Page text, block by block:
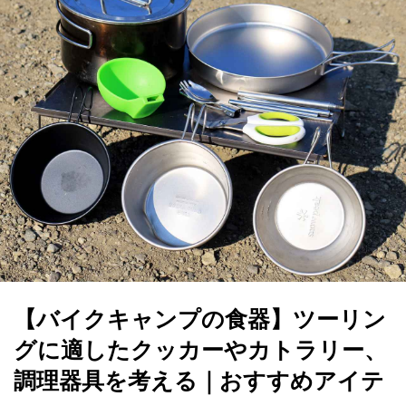
【バイクキャンプの食器】ツーリン
グに適したクッカーやカトラリー、
調理器具を考える｜おすすめアイテ